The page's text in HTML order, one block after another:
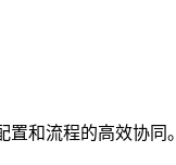
和流程的高效协